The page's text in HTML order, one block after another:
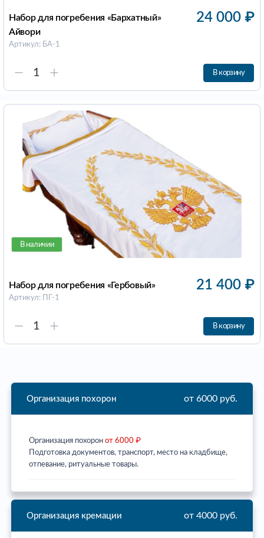
Набор для погребения «Бархатный»
Айвори
Артикул: БА-1
24 000 ₽
В корзину
В наличии
Набор для погребения «Гербовый»
Артикул: ПГ-1
21 400 ₽
В корзину
Организация похорон от 6000 руб.
Организация похорон от 6000 ₽
Подготовка документов, транспорт, место на кладбище,
отпевание, ритуальные товары.
Организация кремации от 4000 руб.